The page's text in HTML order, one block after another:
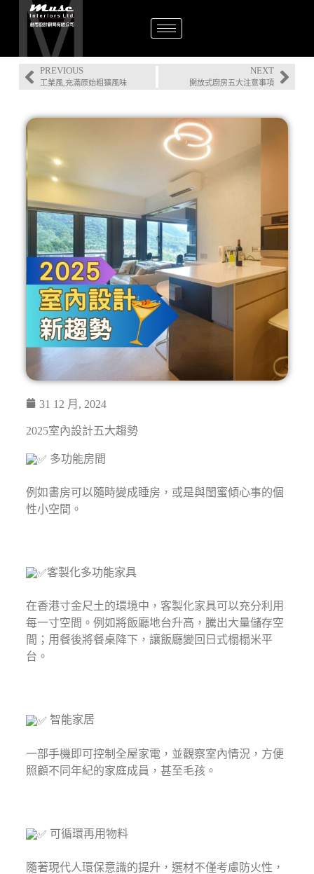
PREVIOUS
工業風,充滿原始粗獷風味
NEXT
開放式廚房五大注意事項
31 12 月, 2024
2025室內設計五大趨勢⁣
多功能房間⁣
例如書房可以隨時變成睡房，或是與閨蜜傾心事的個
性小空間。⁣
客製化多功能家具⁣
在香港寸金尺土的環境中，客製化家具可以充分利用
每一寸空間。例如將飯廳地台升高，騰出大量儲存空
間；用餐後將餐桌降下，讓飯廳變回日式榻榻米平
台。⁣
智能家居⁣
一部手機即可控制全屋家電，並觀察室內情況，方便
照顧不同年紀的家庭成員，甚至毛孩。⁣
可循環再用物料⁣
隨著現代人環保意識的提升，選材不僅考慮防火性，